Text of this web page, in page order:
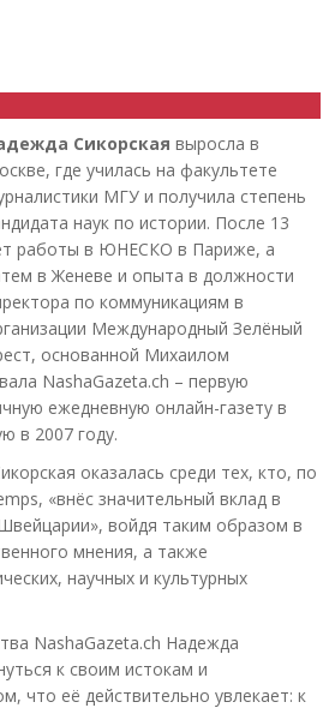
Сикорская выросла в
где училась на факультете
МГУ и получила степень
наук по истории. После 13
работы в ЮНЕСКО в Париже, а
в Женеве и опыта в должности
по коммуникациям в
Международный Зелёный
основанной Михаилом
NashaGazeta.ch – первую
ежедневную онлайн-газету в
в 2007 году.
оказалась среди тех, кто, по
«внёс значительный вклад в
войдя таким образом в
мнения, а также
научных и культурных
NashaGazeta.ch Надежда
к своим истокам и
что её действительно увлекает: к